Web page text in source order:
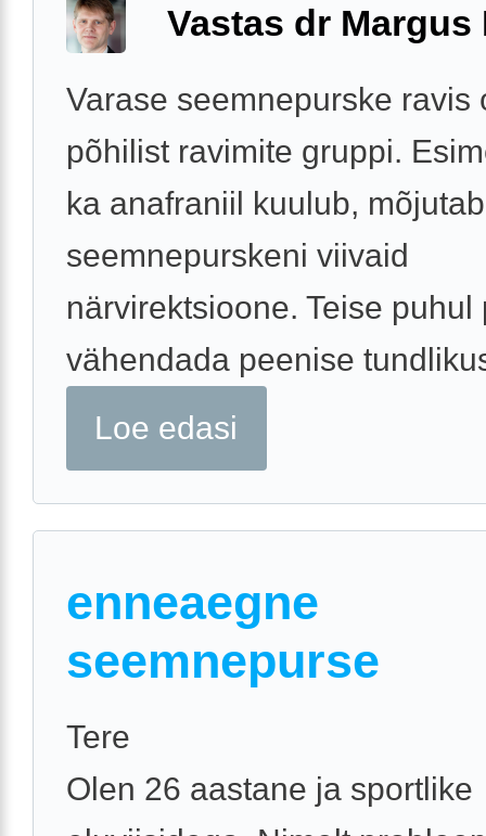
Vastas dr Margus
Varase seemnepurske ravis
põhilist ravimite gruppi.
ka anafraniil kuulub, mõjutab
seemnepurskeni viivaid
närvirektsioone. Teise puhul
vähendada peenise
Loe edasi
enneaegne
seemnepurse
Tere
Olen 26 aastane ja sportlike